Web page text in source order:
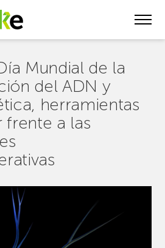
Mundial de la
del ADN y
herramientas
frente a las